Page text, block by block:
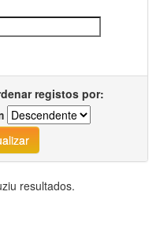
registos por:
resultados.